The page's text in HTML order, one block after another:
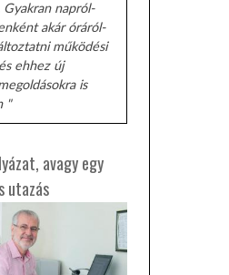
Gyakran napról-
akár óráról-
működési
ehhez új
is
"
avagy egy
utazás